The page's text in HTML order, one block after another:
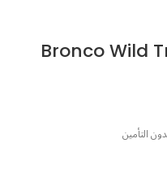
⁦Bronco Wild
التأمين